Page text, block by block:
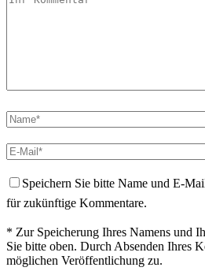
Speichern Sie bitte Name und E-
für zukünftige Kommentare.
* Zur Speicherung Ihres Namens und
Sie bitte oben. Durch Absenden Ihres
möglichen Veröffentlichung zu.